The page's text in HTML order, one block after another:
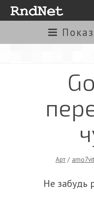
Арт /
Не забудь